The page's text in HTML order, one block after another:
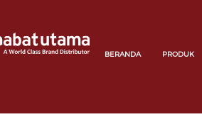
BERANDA PRODUK